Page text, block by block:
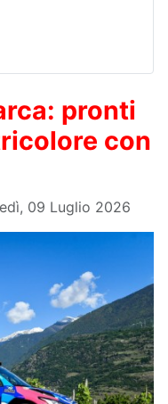
pronti
con
09 Luglio 2026